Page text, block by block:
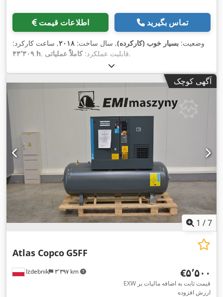
اطلاعات قیمت تماس بگیرید
وضعیت: بسیار خوب (کارکرده), سال ساخت: ۲۰۱۸, ساعت کارکرد:
۴۳٬۳۰۹ h
, قابلیت عملکرد:کاملاً عملیاتی ,
آگهی کوچک
1 /7
Izdebnik ۳٬۳۹۷ km
Atlas Copco G5FF
‎€۵٬۵۰۰
EXW قیمت ثابت به اضافه مالیات بر
ارزش افزوده